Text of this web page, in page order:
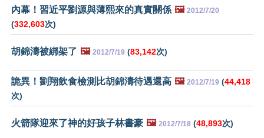
內幕！習近平劉源與薄熙來的真實關係 🖼️ 2012/7/20
(332,603次)
胡錦濤被綁架了 🖼️ 2012/7/19 (83,142次)
詭異！劉翔飲食檢測比胡錦濤待遇還高 🖼️ 2012/7/19 (44,418
次)
火箭隊迎來了神的好孩子林書豪 🖼️ 2012/7/18 (48,893次)